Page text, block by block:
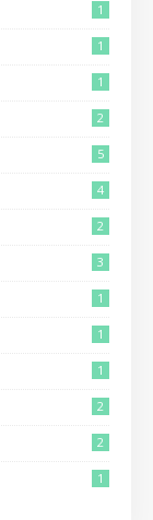
1
1
1
2
5
4
2
3
1
1
1
2
2
1